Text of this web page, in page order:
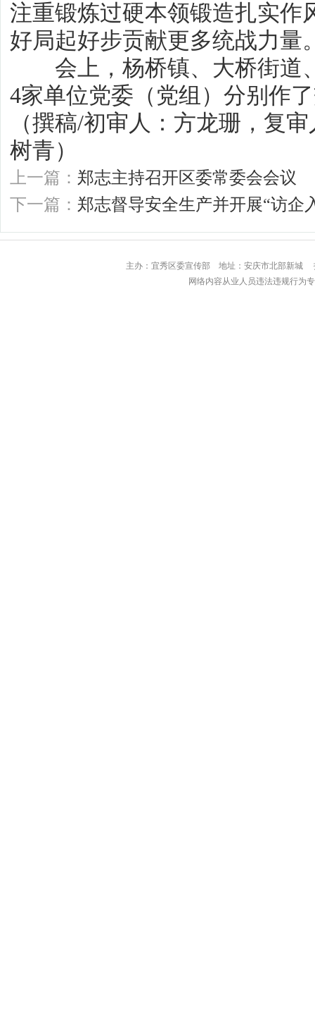
注重锻炼过硬本领锻造扎实作
好局起好步贡献更多统战力量
会上，杨桥镇、大桥街道
4家单位党委（党组）分别作
（撰稿/初审人：方龙珊，复
树青）
上一篇： 郑志主持召开区委常委会会议
下一篇： 郑志督导安全生产并开展“访企
主办：宜秀区委宣传部 地址：安庆市北
网络内容从业人员违法违规行